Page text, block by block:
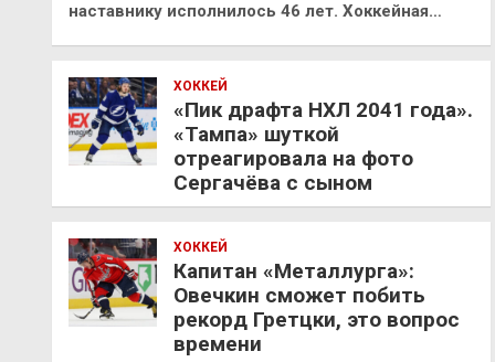
наставнику исполнилось 46 лет. Хоккейная…
ХОККЕЙ
«Пик драфта НХЛ 2041 года».
«Тампа» шуткой
отреагировала на фото
Сергачёва с сыном
ХОККЕЙ
Капитан «Металлурга»:
Овечкин сможет побить
рекорд Гретцки, это вопрос
времени